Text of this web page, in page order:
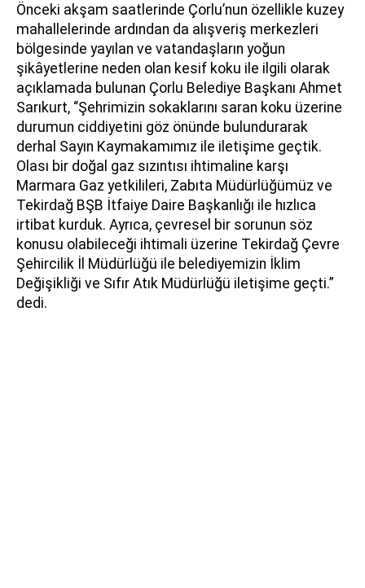
Önceki akşam saatlerinde Çorlu’nun özellikle kuzey
mahallelerinde ardından da alışveriş merkezleri
bölgesinde yayılan ve vatandaşların yoğun
şikâyetlerine neden olan kesif koku ile ilgili olarak
açıklamada bulunan Çorlu Belediye Başkanı Ahmet
Sarıkurt, “Şehrimizin sokaklarını saran koku üzerine
durumun ciddiyetini göz önünde bulundurarak
derhal Sayın Kaymakamımız ile iletişime geçtik.
Olası bir doğal gaz sızıntısı ihtimaline karşı
Marmara Gaz yetkilileri, Zabıta Müdürlüğümüz ve
Tekirdağ BŞB İtfaiye Daire Başkanlığı ile hızlıca
irtibat kurduk. Ayrıca, çevresel bir sorunun söz
konusu olabileceği ihtimali üzerine Tekirdağ Çevre
Şehircilik İl Müdürlüğü ile belediyemizin İklim
Değişikliği ve Sıfır Atık Müdürlüğü iletişime geçti.”
dedi.